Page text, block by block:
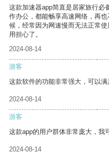
这款加速器app简直是居家旅行必
作办公，都能畅享高速网络，再
候，经常因为网速慢而无法正常
用担心了。
2024-08-14
游客
这款软件的功能非常强大，可以满
2024-08-14
游客
这款app的用户群体非常庞大，我
2024-08-14